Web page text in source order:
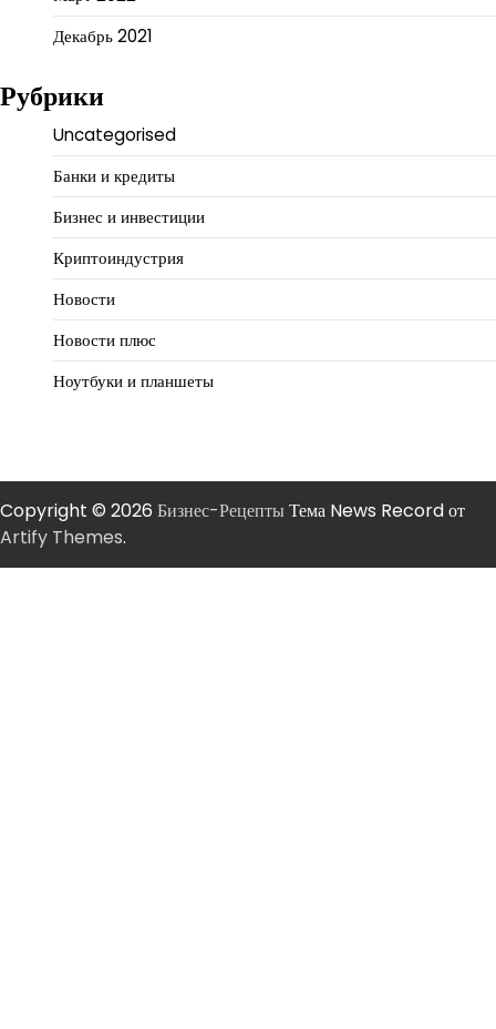
Декабрь 2021
Рубрики
Uncategorised
Банки и кредиты
Бизнес и инвестиции
Криптоиндустрия
Новости
Новости плюс
Ноутбуки и планшеты
Copyright © 2026 Бизнес-РецептыТема News Record от
Artify Themes.